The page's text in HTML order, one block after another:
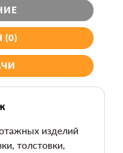
(0)
изделий
толстовки,